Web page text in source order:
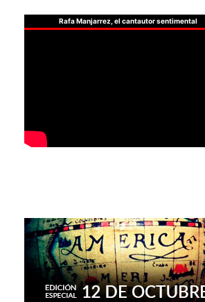
Rafa Manjarrez, el cantautor sentimental